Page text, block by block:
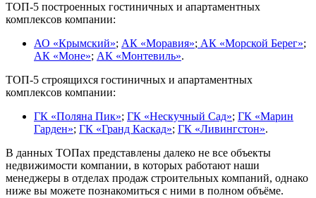
ТОП-5 построенных гостиничных и апартаментных
комплексов компании:
АО «Крымский»; АК «Моравия»; АК «Морской Берег»;
АК «Моне»; АК «Монтевиль».
ТОП-5 строящихся гостиничных и апартаментных
комплексов компании:
ГК «Поляна Пик»; ГК «Нескучный Сад»; ГК «Марин
Гарден»; ГК «Гранд Каскад»; ГК «Ливингстон».
В данных ТОПах представлены далеко не все объекты
недвижимости компании, в которых работают наши
менеджеры в отделах продаж строительных компаний, однако
ниже вы можете познакомиться с ними в полном объёме.